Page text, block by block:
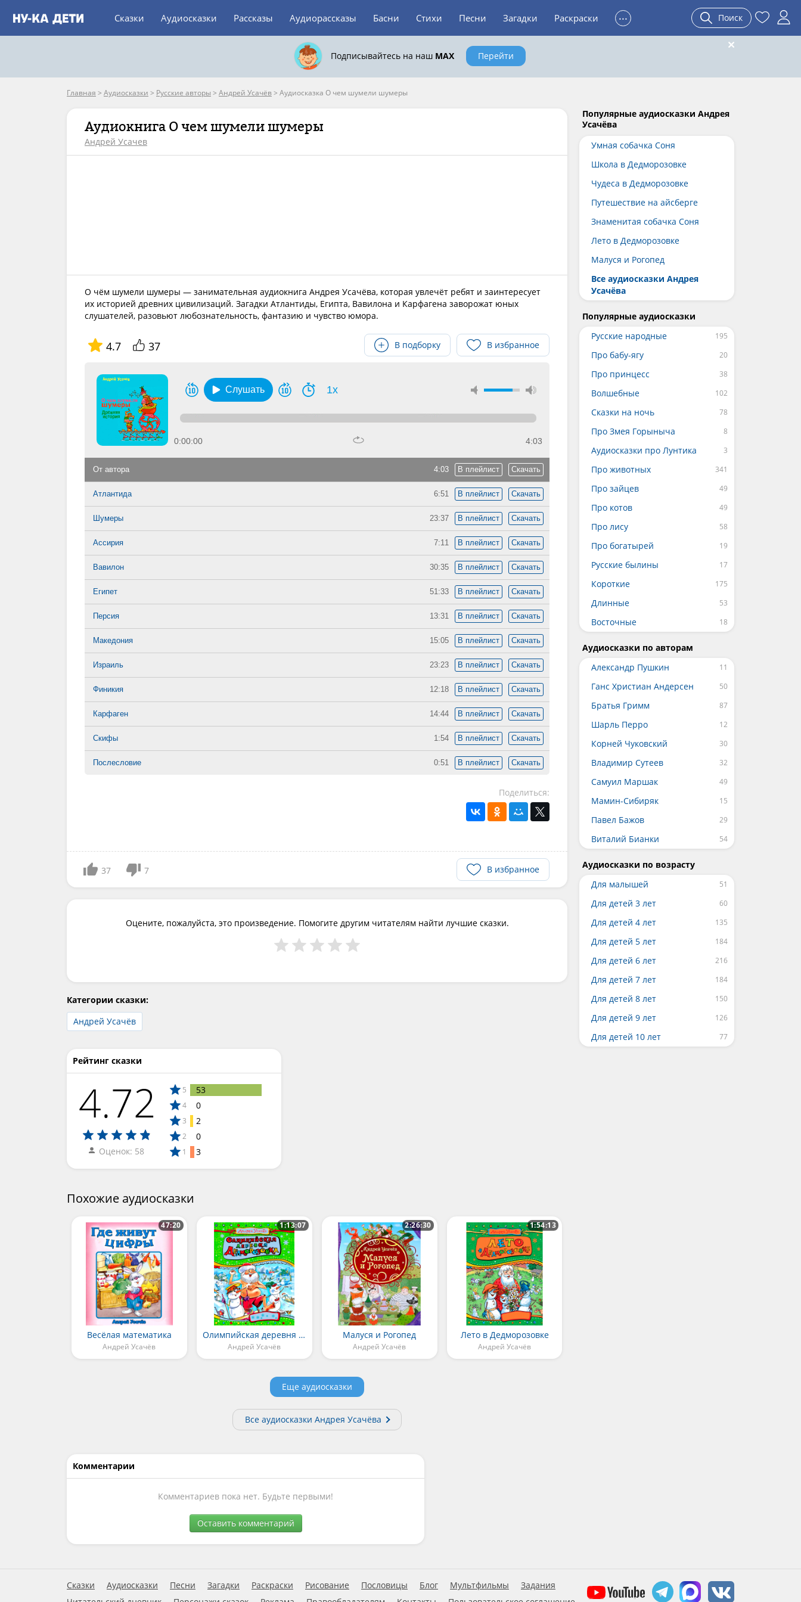
Сказки Аудиосказки Рассказы Аудиорассказы Басни Стихи Песни Загадки Раскраски ... Поиск
Подписывайтесь на наш MAX Перейти
Главная > Аудиосказки > Русские авторы > Андрей Усачёв> Аудиосказка О чем шумели шумеры
Аудиокнига О чем шумели шумеры
Андрей Усачев
О чём шумели шумеры — занимательная аудиокнига Андрея Усачёва, которая увлечёт ребят и заинтересует
их историей древних цивилизаций. Загадки Атлантиды, Египта, Вавилона и Карфагена заворожат юных
слушателей, разовьют любознательность, фантазию и чувство юмора.
4.7 37 В подборку В избранное
Слушать 1x
0:00:00 4:03
4:03 В плейлист Скачать
От автора
6:51 В плейлист Скачать
Атлантида
23:37 В плейлист Скачать
Шумеры
7:11 В плейлист Скачать
Ассирия
30:35 В плейлист Скачать
Вавилон
51:33 В плейлист Скачать
Египет
13:31 В плейлист Скачать
Персия
15:05 В плейлист Скачать
Македония
23:23 В плейлист Скачать
Израиль
12:18 В плейлист Скачать
Финикия
14:44 В плейлист Скачать
Карфаген
1:54 В плейлист Скачать
Скифы
0:51 В плейлист Скачать
Послесловие
Поделиться:
37 7 В избранное
Оцените, пожалуйста, это произведение. Помогите другим читателям найти лучшие сказки.
Категории сказки:
Андрей Усачёв
Рейтинг сказки
4.72
Оценок: 58
5 53
4 0
3 2
2 0
1 3
Похожие аудиосказки
Весёлая математика
Андрей Усачёв
47:20
Олимпийская деревня Дедморозовка
Андрей Усачёв
1:13:07
Малуся и Рогопед
Андрей Усачёв
2:26:30
Лето в Дедморозовке
Андрей Усачёв
1:54:13
Еще аудиосказки
Все аудиосказки Андрея Усачёва
Комментарии
Комментариев пока нет. Будьте первыми!
Оставить комментарий
Популярные аудиосказки Андрея
Усачёва
Умная собачка Соня
Школа в Дедморозовке
Чудеса в Дедморозовке
Путешествие на айсберге
Знаменитая собачка Соня
Лето в Дедморозовке
Малуся и Рогопед
Все аудиосказки Андрея
Усачёва
Популярные аудиосказки
Русские народные
Про бабу-ягу
Про принцесс
Волшебные
Сказки на ночь
Про Змея Горыныча
Аудиосказки про Лунтика
Про животных
Про зайцев
Про котов
Про лису
Про богатырей
Русские былины
Короткие
Длинные
Восточные
Аудиосказки по авторам
Александр Пушкин
Ганс Христиан Андерсен
Братья Гримм
Шарль Перро
Корней Чуковский
Владимир Сутеев
Самуил Маршак
Мамин-Сибиряк
Павел Бажов
Виталий Бианки
Аудиосказки по возрасту
Для малышей
Для детей 3 лет
Для детей 4 лет
Для детей 5 лет
Для детей 6 лет
Для детей 7 лет
Для детей 8 лет
Для детей 9 лет
Для детей 10 лет
Сказки Аудиосказки Песни Загадки Раскраски Рисование Пословицы Блог Мультфильмы
Задания